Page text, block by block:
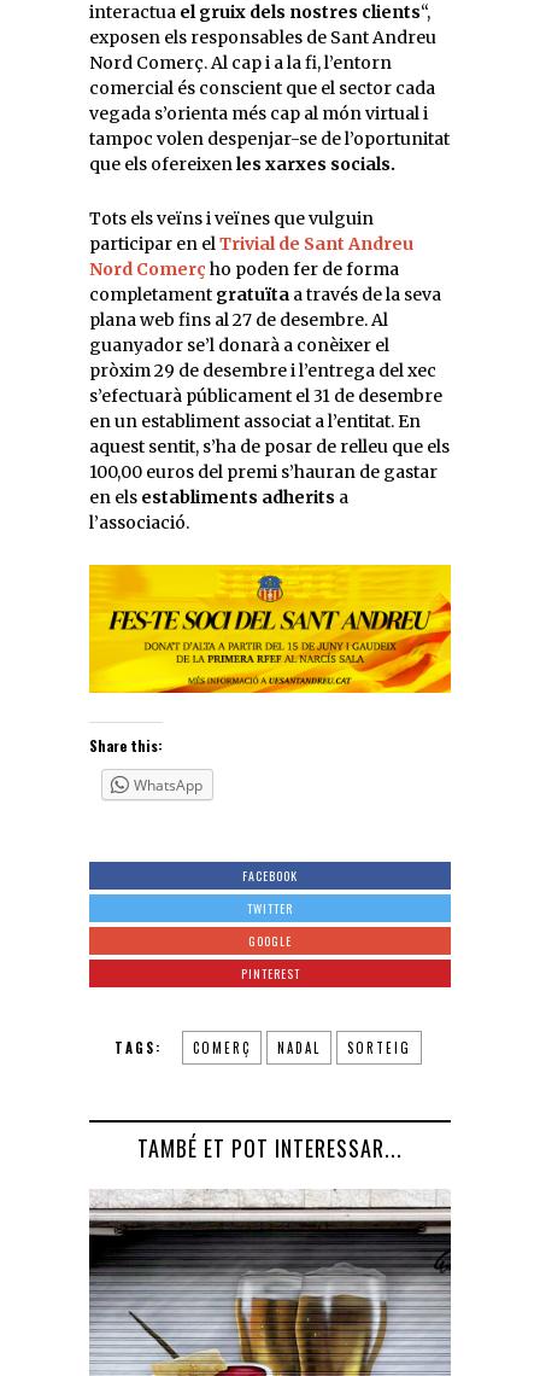
interactua el gruix dels nostres clients“,
exposen els responsables de Sant Andreu
Nord Comerç. Al cap i a la fi, l’entorn
comercial és conscient que el sector cada
vegada s’orienta més cap al món virtual i
tampoc volen despenjar-se de l’oportunitat
que els ofereixenles xarxes socials.
Tots els veïns i veïnes que vulguin
participar en elTrivial de Sant Andreu
Nord Comerç ho poden fer de forma
completament gratuïta a través de la seva
plana web fins al 27 de desembre. Al
guanyador se’l donarà a conèixer el
pròxim 29 de desembre i l’entrega del xec
s’efectuarà públicament el 31 de desembre
en un establiment associat a l’entitat. En
aquest sentit, s’ha de posar de relleu que els
100,00 euros del premi s’hauran de gastar
en els establiments adherits a
l’associació.
Share this:
WhatsApp
FACEBOOK
TWITTER
GOOGLE
PINTEREST
TAGS: COMERÇ NADAL SORTEIG
TAMBÉ ET POT INTERESSAR...